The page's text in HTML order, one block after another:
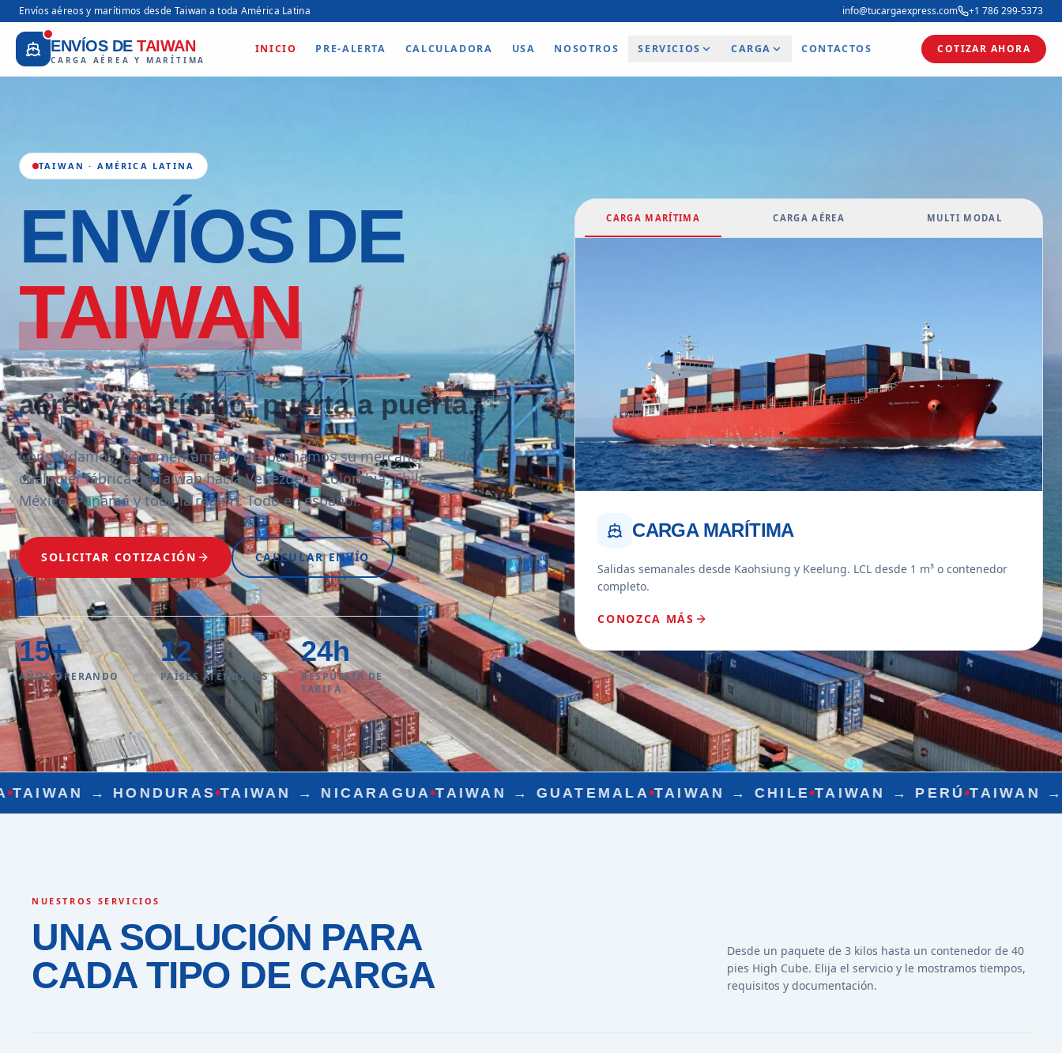
Envíos aéreos y marítimos desde Taiwan a toda América Latina info@tucargaexpress.com +1 786 299-5373
ENVÍOS DE TAIWAN
CARGA AÉREA Y MARÍTIMA
INICIO PRE-ALERTA CALCULADORA USA NOSOTROS SERVICIOS CARGA CONTACTOS COTIZAR AHORA
TAIWAN · AMÉRICA LATINA
ENVÍOSDE
TAIWAN
aéreo y marítimo, puerta a puerta.
Consolidamos, documentamos y despachamos su mercancía desde
cualquier fábrica de Taiwan hacia Venezuela, Colombia, Chile,
México, Panamá y toda la región. Todo en español.
SOLICITAR COTIZACIÓN CALCULAR ENVÍO
15+
AÑOS OPERANDO
12
PAÍSES ATENDIDOS
24h
RESPUESTA DE
TARIFA
CARGA MARÍTIMA CARGA AÉREA MULTI MODAL
CARGA MARÍTIMA
Salidas semanales desde Kaohsiung y Keelung. LCL desde 1 m³ o contenedor
completo.
CONOZCA MÁS
TAIWAN → NICARAGUA TAIWAN →GUATEMALA TAIWAN → CHILE TAIWAN → PERÚ TAIWAN →MÉXICO
NUESTROS SERVICIOS
UNA SOLUCIÓN PARA
CADA TIPO DE CARGA
Desde un paquete de 3 kilos hasta un contenedor de 40
pies High Cube. Elija el servicio y le mostramos tiempos,
requisitos y documentación.